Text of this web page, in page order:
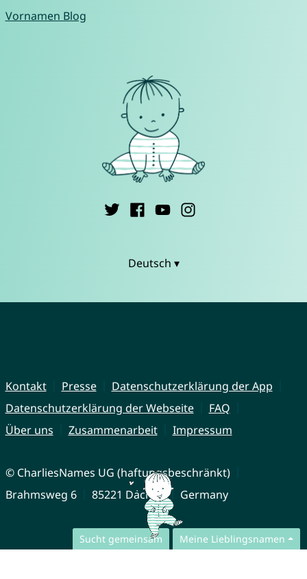
Sucht gemeinsam Meine Lieblingsnamen
Vornamen Blog
Deutsch ▾
Kontakt Presse
Datenschutzerklärung der App
Datenschutzerklärung der Webseite
FAQ
Über uns
Zusammenarbeit Impressum
© CharliesNames UG (haftungsbeschränkt)
Brahmsweg 6
85221 Dachau Germany